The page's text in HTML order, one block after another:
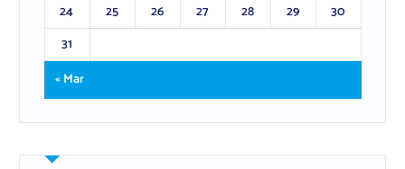
24
25 26 27 28 29
30
31
« Mar